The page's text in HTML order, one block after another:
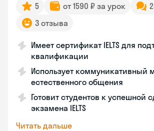
5 от 1590 ₽ за урок
3 отзыва
Имеет сертификат IELTS для
квалификации
Использует коммуникативный
естественного общения
Готовит студентов к успешной
экзамена IELTS
Читать дальше